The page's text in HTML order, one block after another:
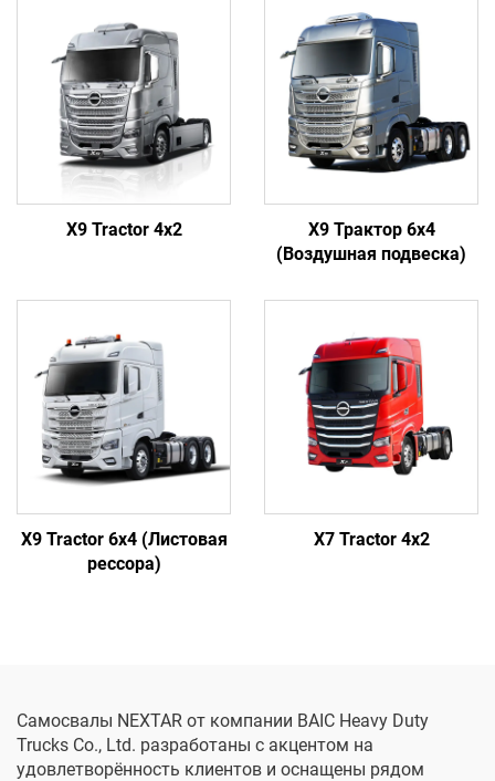
X9 Tractor 4x2
X9 Трактор 6x4
(Воздушная подвеска)
X9 Tractor 6x4 (Листовая
рессора)
X7 Tractor 4x2
Самосвалы NEXTAR от компании BAIC Heavy Duty
Trucks Co., Ltd. разработаны с акцентом на
удовлетворённость клиентов и оснащены рядом